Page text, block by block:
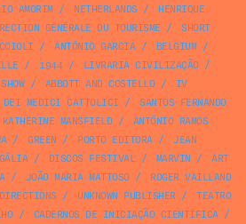
AMORIM/ NETHERLANDS /
HENRIQUE
GÉNÉRALE DU TOURISME /
SHORT
/ ANTÓNIO GARCIA/ BELGIUM/
/ 1944/ LIVRARIA CIVILIZAÇÃO/
/ ABBOTT AND COSTELLO/
IV
DEI MEDICI CATTOLICI /
SANTOS FERNANDO
KATHERINE MANSFIELD/
ANTÓNIO RAMOS
/ GREEN / PORTO EDITORA/
JEAN
/ DISCOS FESTIVAL/ MARVIN /
ART
/ JOÃO MARIA MATTOSO/
ROGER VAILLAND
/ UNKNOWN PUBLISHER/
TEATRO
/ CADERNOS DE INICIAÇÃO CIENTÍFICA/